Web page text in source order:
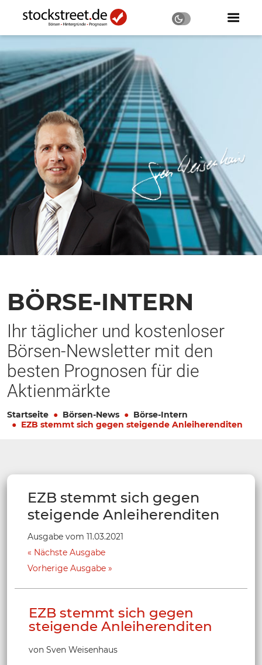
BÖRSE-INTERN
Ihr täglicher und kostenloser
Börsen-Newsletter mit den
besten Prognosen für die
Aktienmärkte
Startseite Börsen-News
Börse-Intern
EZB stemmt sich gegen steigende Anleiherenditen
EZB stemmt sich gegen
steigende Anleiherenditen
Ausgabe vom 11.03.2021
Nächste Ausgabe
Vorherige Ausgabe
EZB stemmt sich gegen
steigende Anleiherenditen
von Sven Weisenhaus